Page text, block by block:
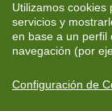
07/11/2023
03/11/2023
Finales de
Utilizamos
servicios y
en base a un perfil
navegación (por
Configuración de